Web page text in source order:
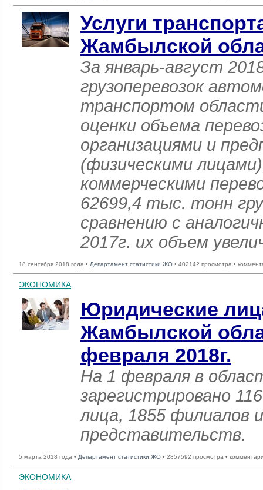
Услуги
Жамбылской
За январь-август
грузоперевозок
транспортом
оценки объема
организациями и
(физическими
коммерческими
62699,4 тыс. тонн
сравнению с
2017г. их объем
18 сентября 2018 года • Департамент статистики ЖО • 402142 просмотра •
ЭКОНОМИКА
Юридические
Жамбылской
февраля 2018г.
На 1 февраля в
зарегистрировано
лица, 1855 филиалов и
представительств.
5 марта 2018 года • Департамент статистики ЖО • 2857592 просмотра •
ЭКОНОМИКА